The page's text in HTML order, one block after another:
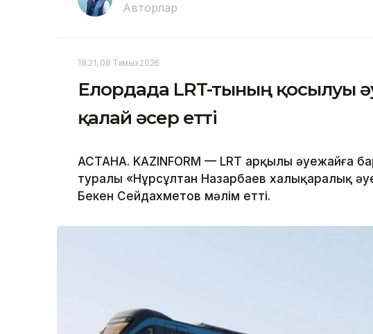
Авторлар
18:21, 08 Тамыз 2026
Елордада LRT-тының қосылуы
қалай әсер етті
АСТАНА. KAZINFORM — LRT арқылы әуежайға
туралы «Нұрсұлтан Назарбаев халықаралық
Бекен Сейдахметов мәлім етті.